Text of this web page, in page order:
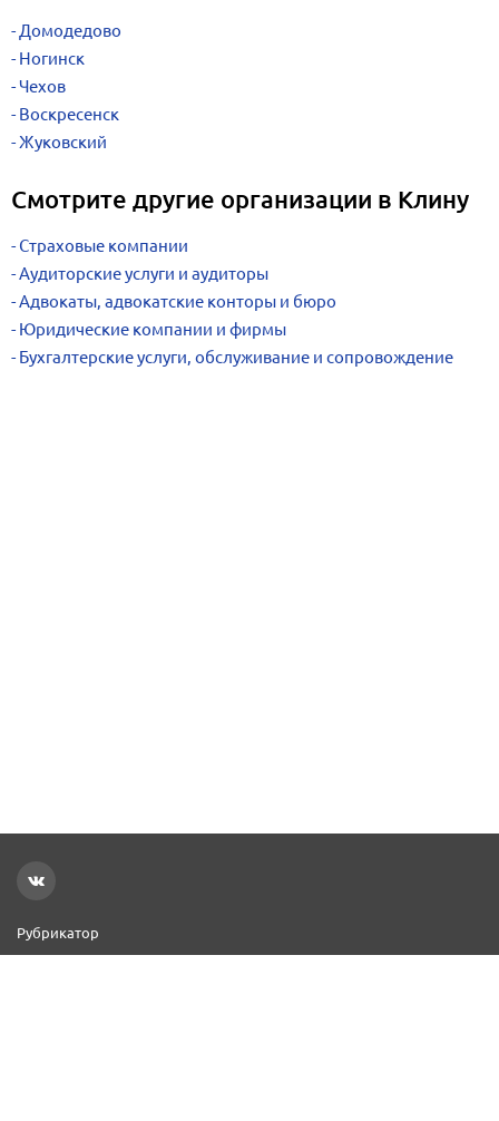
Домодедово
Ногинск
Чехов
Воскресенск
Жуковский
Смотрите другие организации в Клину
Страховые компании
Аудиторские услуги и аудиторы
Адвокаты, адвокатские конторы и бюро
Юридические компании и фирмы
Бухгалтерские услуги, обслуживание и сопровождение
Рубрикатор